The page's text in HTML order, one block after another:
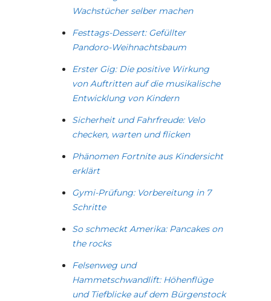
Wachstücher selber machen
Festtags-Dessert: Gefüllter
Pandoro-Weihnachtsbaum
Erster Gig: Die positive Wirkung
von Auftritten auf die musikalische
Entwicklung von Kindern
Sicherheit und Fahrfreude: Velo
checken, warten und flicken
Phänomen Fortnite aus Kindersicht
erklärt
Gymi-Prüfung: Vorbereitung in 7
Schritte
So schmeckt Amerika: Pancakes on
the rocks
Felsenweg und
Hammetschwandlift: Höhenflüge
und Tiefblicke auf dem Bürgenstock